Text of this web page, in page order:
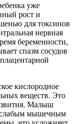
уже
рост и
для токсинов
нервная
беременности,
спазм сосудов
кислородное
веществ. Это
Малыш
слабым мышечным